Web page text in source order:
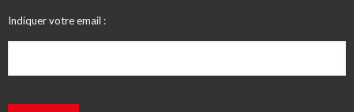
Indiquer votre email :